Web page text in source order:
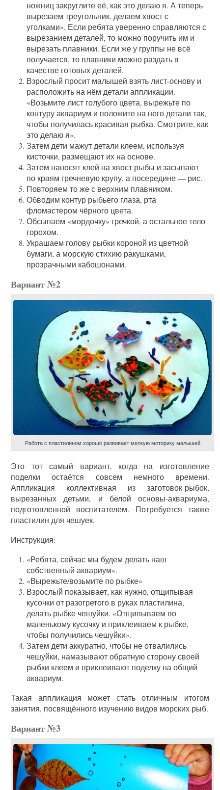
ножниц закруглите её, как это делаю я. А теперь
вырезаем треугольник, делаем хвост с
уголками». Если ребята уверенно справляются с
вырезанием деталей, то можно поручить им и
вырезать плавники. Если же у группы не всё
получается, то плавники можно раздать в
качестве готовых деталей.
Взрослый просит малышей взять лист-основу и
расположить на нём детали аппликации.
«Возьмите лист голубого цвета, вырежьте по
контуру аквариум и положите на него детали так,
чтобы получилась красивая рыбка. Смотрите, как
это делаю я».
Затем дети мажут детали клеем, используя
кисточки, размещают их на основе.
Затем наносят клей на хвост рыбы и засыпают
по краям гречневую крупу, а посередине — рис.
Повторяем то же с верхним плавником.
Обводим контур рыбьего глаза, рта
фломастером чёрного цвета.
Обсыпаем «мордочку» гречкой, а остальное тело
горохом.
Украшаем голову рыбки короной из цветной
бумаги, а морскую стихию ракушками,
прозрачными кабошонами.
Вариант №2
Работа с пластилином хорошо развивает мелкую моторику малышей
Это тот самый вариант, когда на изготовление
поделки остаётся совсем немного времени.
Аппликация коллективная из заготовок-рыбок,
вырезанных детьми, и белой основы-аквариума,
подготовленной воспитателем. Потребуется также
пластилин для чешуек.
Инструкция:
«Ребята, сейчас мы будем делать наш
собственный аквариум».
«Вырежьте/возьмите по рыбке»
Взрослый показывает, как нужно, отщипывая
кусочки от разогретого в руках пластилина,
делать рыбке чешуйки. «Отщипываем по
маленькому кусочку и приклеиваем к рыбке,
чтобы получились чешуйки».
Затем дети аккуратно, чтобы не отвалились
чешуйки, намазывают обратную сторону своей
рыбки клеем и приклеивают поделку на общий
аквариум.
Такая аппликация может стать отличным итогом
занятия, посвящённого изучению видов морских рыб.
Вариант №3